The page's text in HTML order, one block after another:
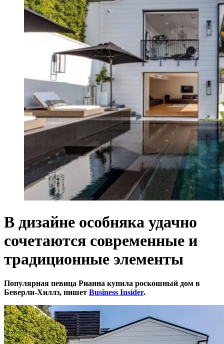
В дизайне особняка удачно
сочетаются современные и
традиционные элементы
Популярная певица Рианна купила роскошный дом в
Беверли-Хиллз, пишет Business Insider.